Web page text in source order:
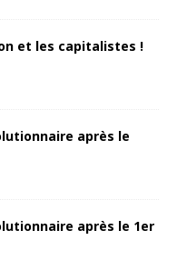
et les capitalistes !
après le
après le 1er